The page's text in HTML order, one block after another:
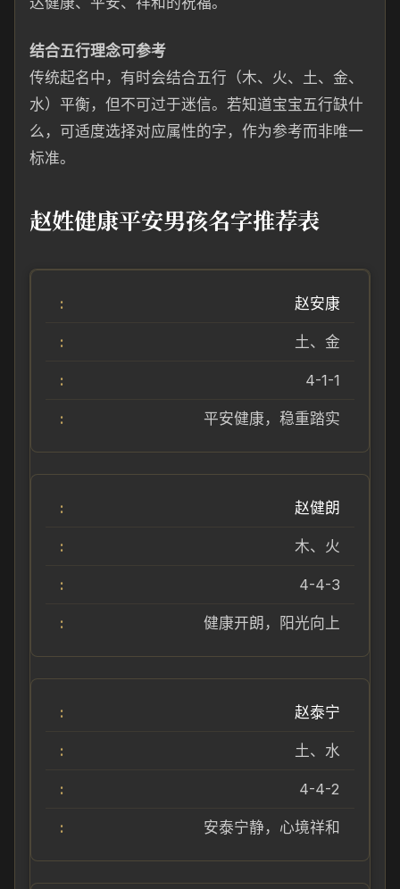
结合五行理念可参考
传统起名中，有时会结合五行（木、火、土、金、
水）平衡，但不可过于迷信。若知道宝宝五行缺什
么，可适度选择对应属性的字，作为参考而非唯一
标准。
赵姓健康平安男孩名字推荐表
赵安康
土、金
4-1-1
平安健康，稳重踏实
赵健朗
木、火
4-4-3
健康开朗，阳光向上
赵泰宁
土、水
4-4-2
安泰宁静，心境祥和